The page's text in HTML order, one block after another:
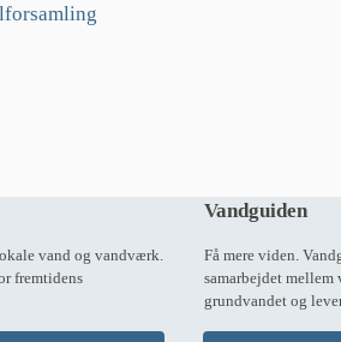
vand og vandværk.
fremtidens
Vandguiden
Få mere viden.
samarbejdet
grundvandet og